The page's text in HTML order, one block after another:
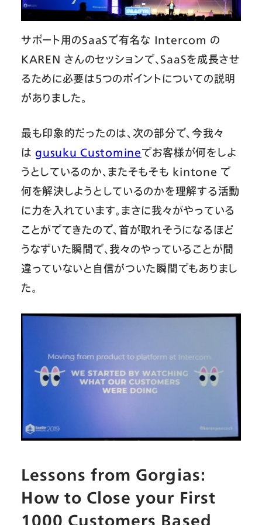
サポート用のSaaSで有名な Intercom の
KAREN さんのセッションで、SaaSを成長させ
るために必要は5つのポイントについての説明
がありました。
最も印象的だったのは、次の部分で、今我々
は gusuku Customineでお客様が何をしよ
うとしているのか、またそもそも kintone で
何を解決しようとしているのかを理解する活動
に力を入れています。まさに我々がやっている
ことがでてきたので、首が取れそうになるほど
うなずいた瞬間で、我々のやっていることが間
違っていないと自信がついた瞬間でもありまし
た。
Lessons from Gorgias:
How to Close your First
1000 Customers Based